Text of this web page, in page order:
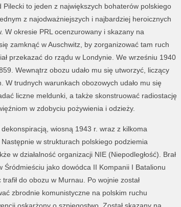
Pilecki to jeden z największych bohaterów polskiego
z najodważniejszych i najbardziej heroicznych
W okresie PRL ocenzurowany i skazany na
zamknąć w Auschwitz, by zorganizować tam ruch
przekazać do rządu w Londynie. We wrześniu 1940
Wewnątrz obozu udało mu się utworzyć, liczący
W trudnych warunkach obozowych udało mu się
liczne meldunki, a także skonstruować radiostację
w zdobyciu pożywienia i odzieży.
wiosną 1943 r. wraz z kilkoma
w strukturach polskiego podziemia
w działalność organizacji NIE (Niepodległość). Brał
Śródmieściu jako dowódca II Kompanii I Batalionu
do obozu w Murnau. Po wojnie został
zbrodnie komunistyczne na polskim ruchu